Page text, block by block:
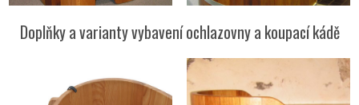
Doplňky a varianty vybavení ochlazovny a koupací kádě